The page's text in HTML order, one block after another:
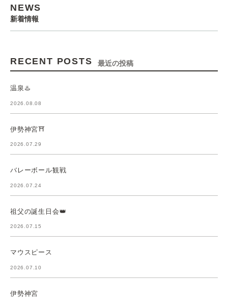
NEWS
新着情報
RECENT POSTS 最近の投稿
温泉♨️
2026.08.08
伊勢神宮⛩️
2026.07.29
バレーボール観戦
2026.07.24
祖父の誕生日会👑
2026.07.15
マウスピース
2026.07.10
伊勢神宮